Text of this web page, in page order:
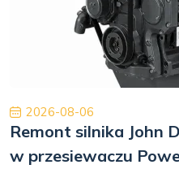
2026-08-06
Remont silnika John
w przesiewaczu